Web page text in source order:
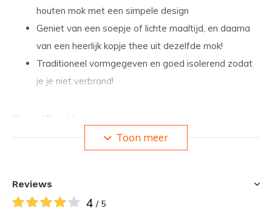
houten mok met een simpele design
Geniet van een soepje of lichte maaltijd, en daarna
van een heerlijk kopje thee uit dezelfde mok!
Traditioneel vormgegeven en goed isolerend zodat
je je niet verbrand!
Materiaal: 50% hout / 50% kunststof
Toon meer
Reviews
4 / 5